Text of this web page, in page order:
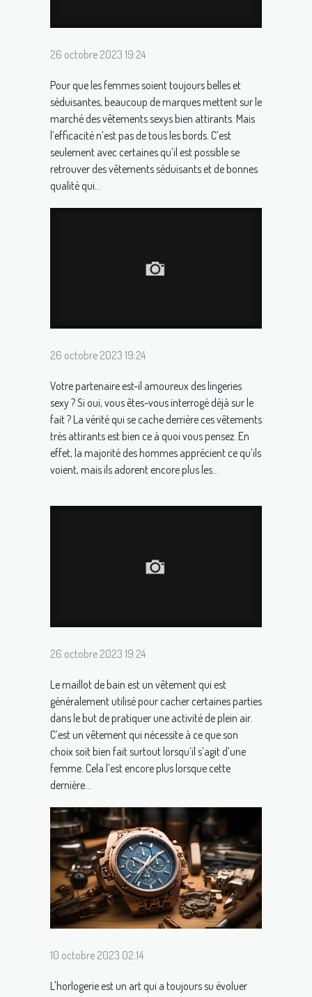
26 octobre 2023 19:24
Pour que les femmes soient toujours belles et
séduisantes, beaucoup de marques mettent sur le
marché des vêtements sexys bien attirants. Mais
l’efficacité n’est pas de tous les bords. C’est
seulement avec certaines qu’il est possible se
retrouver des vêtements séduisants et de bonnes
qualité qui...
26 octobre 2023 19:24
Votre partenaire est-il amoureux des lingeries
sexy ? Si oui, vous êtes-vous interrogé déjà sur le
fait ? La vérité qui se cache derrière ces vêtements
très attirants est bien ce à quoi vous pensez. En
effet, la majorité des hommes apprécient ce qu’ils
voient, mais ils adorent encore plus les...
26 octobre 2023 19:24
Le maillot de bain est un vêtement qui est
généralement utilisé pour cacher certaines parties
dans le but de pratiquer une activité de plein air.
C’est un vêtement qui nécessite à ce que son
choix soit bien fait surtout lorsqu’il s’agit d’une
femme. Cela l’est encore plus lorsque cette
dernière...
10 octobre 2023 02:14
L'horlogerie est un art qui a toujours su évoluer